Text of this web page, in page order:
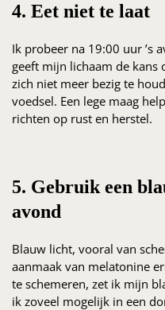
4. Eet niet te laat
Ik probeer na 19:00 uur ’s
geeft mijn lichaam de kans
zich niet meer bezig te
voedsel. Een lege maag
richten op rust en herstel.
5. Gebruik een
avond
Blauw licht, vooral van
aanmaak van melatonine
te schemeren, zet ik mijn
ik zoveel mogelijk in een